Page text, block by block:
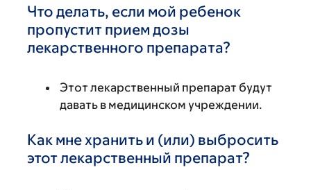
Что делать, если мой ребенок
пропустит прием дозы
лекарственного препарата?
Этот лекарственный препарат будут
давать в медицинском учреждении.
Как мне хранить и (или) выбросить
этот лекарственный препарат?